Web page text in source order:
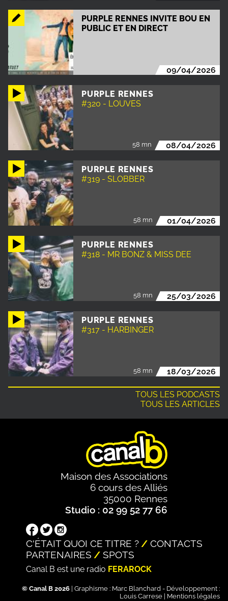
PURPLE RENNES INVITE BOU EN
PUBLIC ET EN DIRECT
09/04/2026
PURPLE RENNES
#320 - LOUVES
58 mn 08/04/2026
PURPLE RENNES
#319 - SLOBBER
58 mn 01/04/2026
PURPLE RENNES
#318 - MR BONZ & MISS DEE
58 mn 25/03/2026
PURPLE RENNES
#317 - HARBINGER
58 mn 18/03/2026
TOUS LES PODCASTS
TOUS LES ARTICLES
Maison des Associations
6 cours des Alliés
35000 Rennes
Studio : 02 99 52 77 66
C'ÉTAIT QUOI CE TITRE ?
CONTACTS
PARTENAIRES
SPOTS
Canal B est une radio FERAROCK
© Canal B 2026 | Graphisme : Marc Blanchard - Développement :
Louis Carrese
Mentions légales